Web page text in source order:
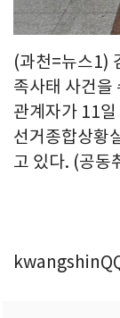
(과천=뉴스1)
족사태 사건을
관계자가 11
선거종합상황
고 있다. (공